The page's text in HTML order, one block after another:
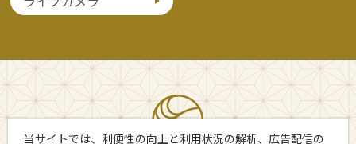
当サイトでは、利便性の向上と利用状況の解析、広告配信の